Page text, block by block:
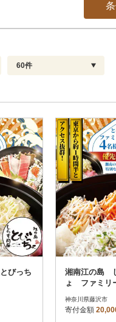
解除 配送指定
その他
さとふる限定
定期便
さとふるアプ
対象
（
60件
90
120
びっち
湘南江の島
ょ ファミリ
分(大人2名・
神奈川県藤沢市
寄付金額